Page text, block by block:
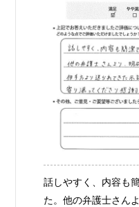
話しやすく、内容も
た。他の弁護士さん